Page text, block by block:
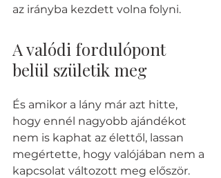
az irányba kezdett volna folyni.
A valódi fordulópont
belül születik meg
És amikor a lány már azt hitte,
hogy ennél nagyobb ajándékot
nem is kaphat az élettől, lassan
megértette, hogy valójában nem a
kapcsolat változott meg először.